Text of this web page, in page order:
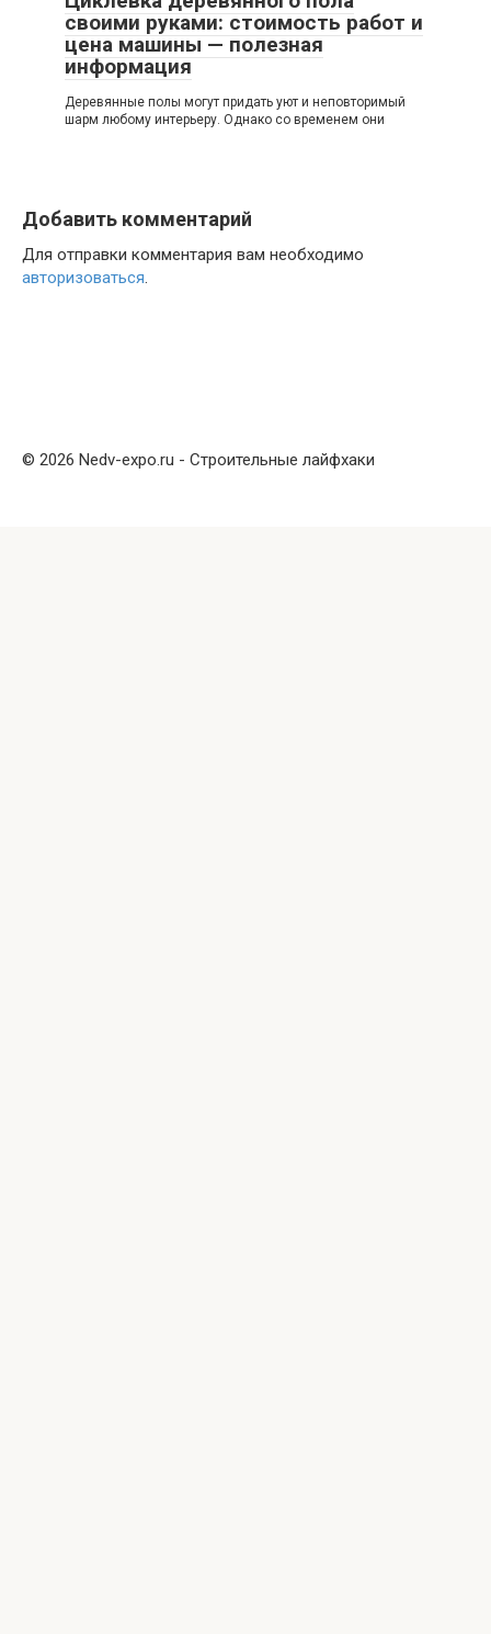
своими руками: стоимость работ и
цена машины — полезная
информация
Деревянные полы могут придать уют и неповторимый
шарм любому интерьеру. Однако со временем они
Добавить комментарий
Для отправки комментария вам необходимо
авторизоваться.
© 2026 Nedv-expo.ru - Строительные лайфхаки